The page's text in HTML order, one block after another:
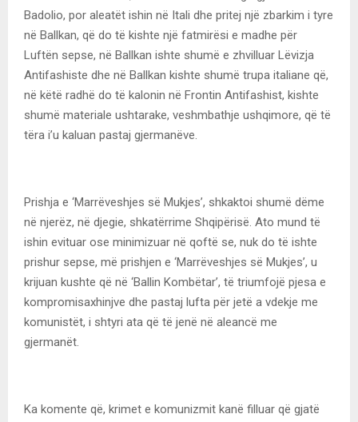
Badolio, por aleatët ishin në Itali dhe pritej një zbarkim i tyre
në Ballkan, që do të kishte një fatmirësi e madhe për
Luftën sepse, në Ballkan ishte shumë e zhvilluar Lëvizja
Antifashiste dhe në Ballkan kishte shumë trupa italiane që,
në këtë radhë do të kalonin në Frontin Antifashist, kishte
shumë materiale ushtarake, veshmbathje ushqimore, që të
tëra i’u kaluan pastaj gjermanëve.
Prishja e ‘Marrëveshjes së Mukjes’, shkaktoi shumë dëme
në njerëz, në djegie, shkatërrime Shqipërisë. Ato mund të
ishin evituar ose minimizuar në qoftë se, nuk do të ishte
prishur sepse, më prishjen e ‘Marrëveshjes së Mukjes’, u
krijuan kushte që në ‘Ballin Kombëtar’, të triumfojë pjesa e
kompromisaxhinjve dhe pastaj lufta për jetë a vdekje me
komunistët, i shtyri ata që të jenë në aleancë me
gjermanët.
Ka komente që, krimet e komunizmit kanë filluar që gjatë